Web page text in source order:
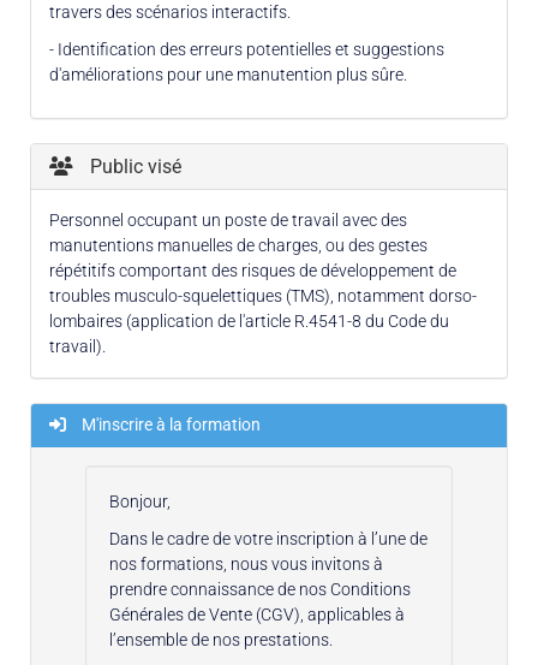
travers des scénarios interactifs.
- Identification des erreurs potentielles et suggestions
d'améliorations pour une manutention plus sûre.
Public visé
Personnel occupant un poste de travail avec des
manutentions manuelles de charges, ou des gestes
répétitifs comportant des risques de développement de
troubles musculo-squelettiques (TMS), notamment dorso-
lombaires (application de l'article R.4541-8 du Code du
travail).
M'inscrire à la formation
Bonjour,
Dans le cadre de votre inscription à l’une de
nos formations, nous vous invitons à
prendre connaissance de nos Conditions
Générales de Vente (CGV), applicables à
l’ensemble de nos prestations.